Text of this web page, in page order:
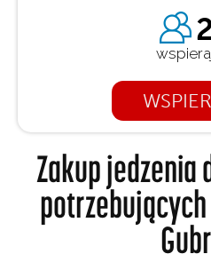
Zakup jedzenia